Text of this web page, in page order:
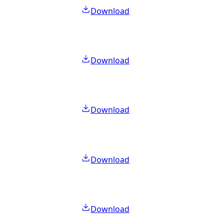
Download
Download
Download
Download
Download